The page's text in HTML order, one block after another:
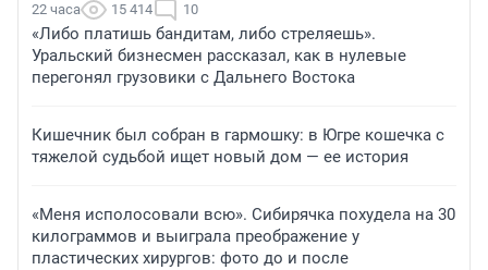
22 часа 15 414 10
«Либо платишь бандитам, либо стреляешь».
Уральский бизнесмен рассказал, как в нулевые
перегонял грузовики с Дальнего Востока
Кишечник был собран в гармошку: в Югре кошечка с
тяжелой судьбой ищет новый дом — ее история
«Меня исполосовали всю». Сибирячка похудела на 30
килограммов и выиграла преображение у
пластических хирургов: фото до и после